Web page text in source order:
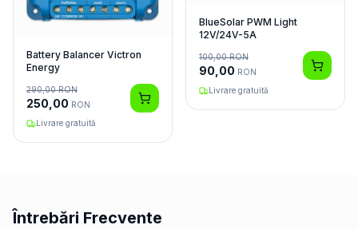
Battery Balancer Victron
Energy
290,00RON
250,00 RON
Livrare gratuită
BlueSolar PWM Light
12V/24V-5A
100,00RON
90,00 RON
Livrare gratuită
Întrebări Frecvente